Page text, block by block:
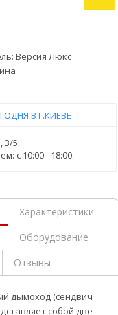
Версия Люкс
В Г.КИЕВЕ
3/5
c 10:00 - 18:00.
Характеристики
Оборудование
Отзывы
дымоход (сендвич
собой две